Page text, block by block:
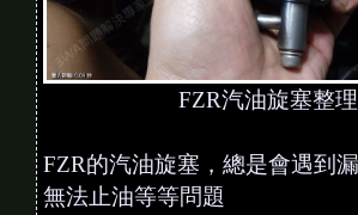
FZR汽油旋塞整理
FZR的汽油旋塞，總是會遇到
無法止油等等問題